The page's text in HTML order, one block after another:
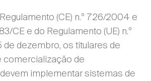
(CE) n.º 726/2004 e
CE e do Regulamento (UE) n.º
de dezembro, os titulares de
comercialização de
implementar sistemas de